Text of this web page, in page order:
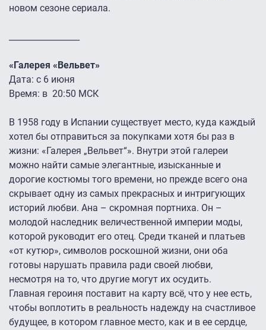
новом сезоне сериала.
«Галерея «Вельвет»
Дата: с 6 июня
Время: в 20:50 МСК
В 1958 году в Испании существует место, куда каждый
хотел бы отправиться за покупками хотя бы раз в
жизни: «Галерея „Вельвет“». Внутри этой галереи
можно найти самые элегантные, изысканные и
дорогие костюмы того времени, но прежде всего она
скрывает одну из самых прекрасных и интригующих
историй любви. Ана – скромная портниха. Он –
молодой наследник величественной империи моды,
которой руководит его отец. Среди тканей и платьев
«от кутюр», символов роскошной жизни, они оба
готовы нарушать правила ради своей любви,
несмотря на то, что другие могут их осудить.
Главная героиня поставит на карту всё, что у нее есть,
чтобы воплотить в реальность надежду на счастливое
будущее, в котором главное место, как и в ее сердце,